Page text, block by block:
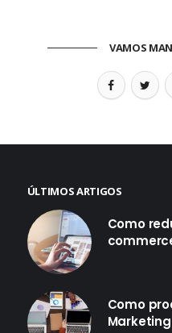
VAMOS
ÚLTIMOS ARTIGOS
Como
Como